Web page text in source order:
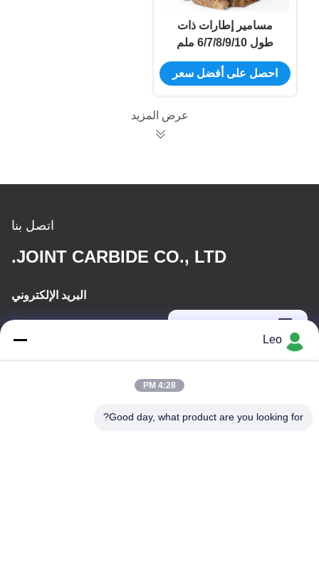
مسامير إطارات ذات
طول 6/7/8/9/10 ملم
وقطر 12 ملم لإصلاح
الإطارات المستنفذة
احصل على أفضل سعر
عرض المزيد
اتصل بنا
JOINT CARBIDE CO., LTD.
البريد الإلكتروني
رقم 1700 ، القسم الشمالي من شارع تيانفو ، منطقة التكنولوجيا الفائقة
Leo
4:28 PM
Good day, what product are you looking for?